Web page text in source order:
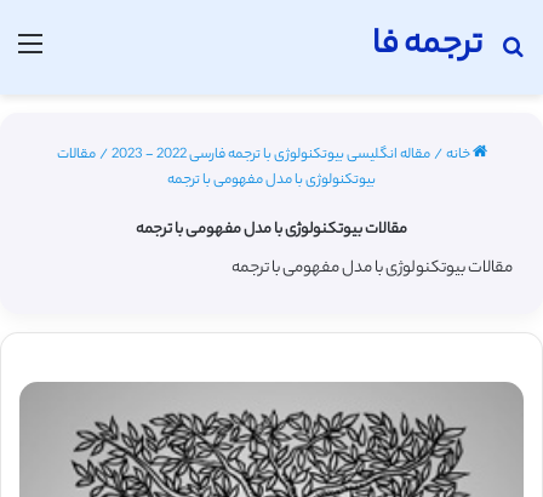
ترجمه فا
جستجو برای
خانه/مقاله انگلیسی بیوتکنولوژی با ترجمه فارسی 2022 - 2023 /مقالات
بیوتکنولوژی با مدل مفهومی با ترجمه
مقالات بیوتکنولوژی با مدل مفهومی با ترجمه
مقالات بیوتکنولوژی با مدل مفهومی با ترجمه